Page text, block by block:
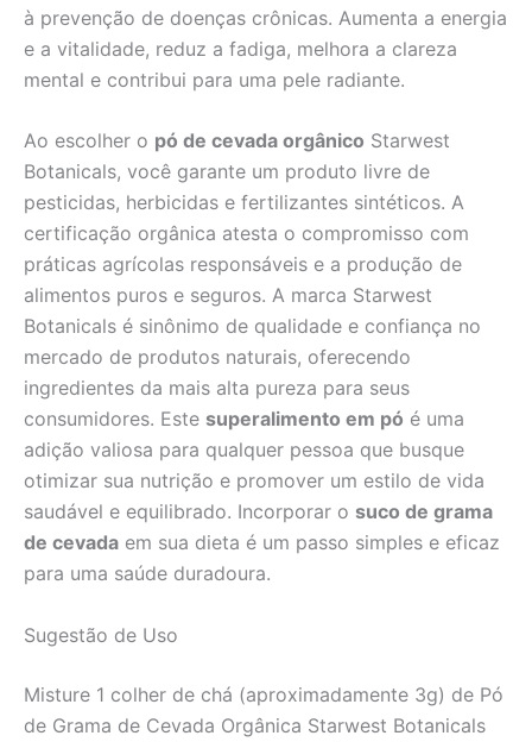
à prevenção de doenças crônicas. Aumenta a energia
e a vitalidade, reduz a fadiga, melhora a clareza
mental e contribui para uma pele radiante.
Ao escolher o pó de cevada orgânico Starwest
Botanicals, você garante um produto livre de
pesticidas, herbicidas e fertilizantes sintéticos. A
certificação orgânica atesta o compromisso com
práticas agrícolas responsáveis e a produção de
alimentos puros e seguros. A marca Starwest
Botanicals é sinônimo de qualidade e confiança no
mercado de produtos naturais, oferecendo
ingredientes da mais alta pureza para seus
consumidores. Este superalimento em pó é uma
adição valiosa para qualquer pessoa que busque
otimizar sua nutrição e promover um estilo de vida
saudável e equilibrado. Incorporar o suco de grama
de cevada em sua dieta é um passo simples e eficaz
para uma saúde duradoura.
Sugestão de Uso
Misture 1 colher de chá (aproximadamente 3g) de Pó
de Grama de Cevada Orgânica Starwest Botanicals